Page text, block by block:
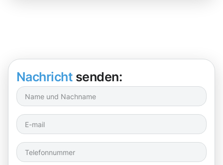
Nachricht senden: